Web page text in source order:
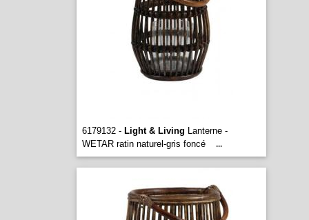
6179132 - Light & Living Lanterne -
WETAR ratin naturel-gris foncé
...